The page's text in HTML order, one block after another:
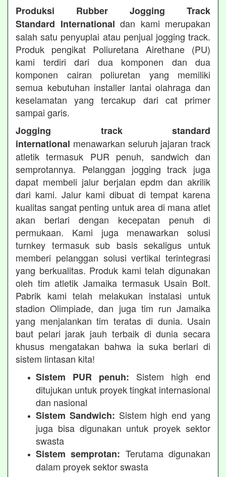
Produksi Rubber Jogging Track
Standard International dan kami merupakan
salah satu penyuplai atau penjual jogging track.
Produk pengikat Poliuretana Airethane (PU)
kami terdiri dari dua komponen dan dua
komponen cairan poliuretan yang memiliki
semua kebutuhan installer lantai olahraga dan
keselamatan yang tercakup dari cat primer
sampai garis.
Jogging track standard
international menawarkan seluruh jajaran track
atletik termasuk PUR penuh, sandwich dan
semprotannya. Pelanggan jogging track juga
dapat membeli jalur berjalan epdm dan akrilik
dari kami. Jalur kami dibuat di tempat karena
kualitas sangat penting untuk area di mana atlet
akan berlari dengan kecepatan penuh di
permukaan. Kami juga menawarkan solusi
turnkey termasuk sub basis sekaligus untuk
memberi pelanggan solusi vertikal terintegrasi
yang berkualitas. Produk kami telah digunakan
oleh tim atletik Jamaika termasuk Usain Bolt.
Pabrik kami telah melakukan instalasi untuk
stadion Olimpiade, dan juga tim run Jamaika
yang menjalankan tim teratas di dunia. Usain
baut pelari jarak jauh terbaik di dunia secara
khusus mengatakan bahwa ia suka berlari di
sistem lintasan kita!
Sistem PUR penuh: Sistem high end
ditujukan untuk proyek tingkat internasional
dan nasional
Sistem Sandwich: Sistem high end yang
juga bisa digunakan untuk proyek sektor
swasta
Sistem semprotan: Terutama digunakan
dalam proyek sektor swasta